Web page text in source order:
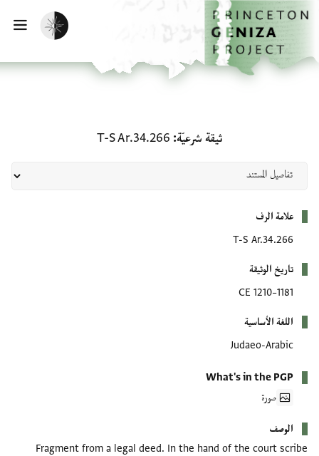
إلى المحتوى الرئيسي
الرئيسية
تفعيل الوضع المظلم
ثيقة شرعيّة T-S Ar.34.266
علامة الرف
T-S Ar.34.266
تاريخ الوثيقة
1181–1210 CE
اللغة الأساسية
Judaeo-Arabic
What's in the PGP
صورة
الوصف
Fragment from a legal deed. In the hand of the court scribe